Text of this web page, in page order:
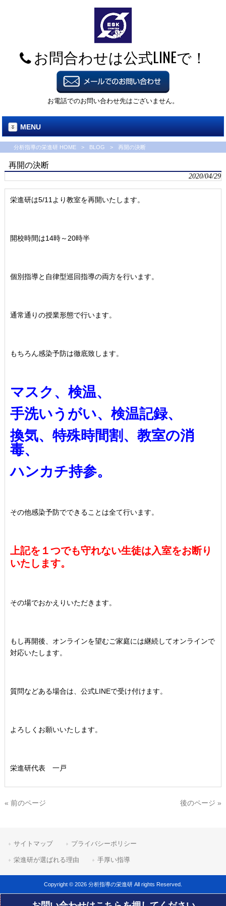
お問合わせは公式LINEで！
お電話でのお問い合わせ先はございません。
MENU
分析指導の栄進研 HOME > BLOG > 再開の決断
再開の決断
2020/04/29
栄進研は5/11より教室を再開いたします。
開校時間は14時～20時半
個別指導と自律型巡回指導の両方を行います。
通常通りの授業形態で行います。
もちろん感染予防は徹底致します。
マスク、検温、
手洗いうがい、検温記録、
換気、特殊時間割、教室の消
毒、
ハンカチ持参。
その他感染予防でできることは全て行います。
上記を１つでも守れない生徒は入室をお断り
いたします。
その場でおかえりいただきます。
もし再開後、オンラインを望むご家庭には継続してオンラインで
対応いたします。
質問などある場合は、公式LINEで受け付けます。
よろしくお願いいたします。
栄進研代表 一戸
« 前のページ 後のページ »
サイトマップ プライバシーポリシー
栄進研が選ばれる理由 手厚い指導
Copyright © 2026 分析指導の栄進研 All rights Reserved.